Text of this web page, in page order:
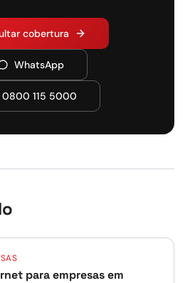
cobertura
WhatsApp
0800 115 5000
para empresas em